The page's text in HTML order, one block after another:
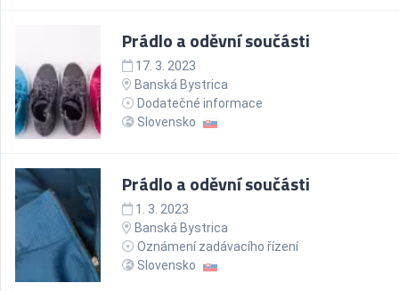
Prádlo a oděvní součásti
17. 3. 2023
Banská Bystrica
Dodatečné informace
Slovensko
Prádlo a oděvní součásti
1. 3. 2023
Banská Bystrica
Oznámení zadávacího řízení
Slovensko